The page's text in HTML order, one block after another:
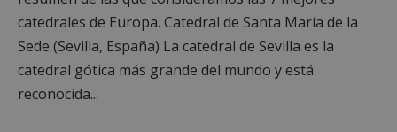
catedrales de Europa. Catedral de Santa María de la
Sede (Sevilla, España) La catedral de Sevilla es la
catedral gótica más grande del mundo y está
reconocida...